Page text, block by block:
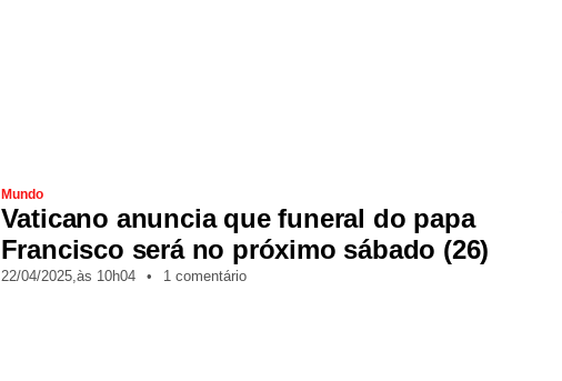
Mundo
Vaticano anuncia que funeral do papa
Francisco será no próximo sábado (26)
22/04/2025,às 10h04 • 1 comentário